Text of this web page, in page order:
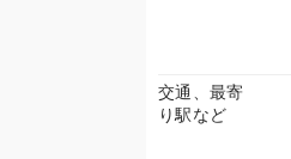
交通、最寄
り駅など